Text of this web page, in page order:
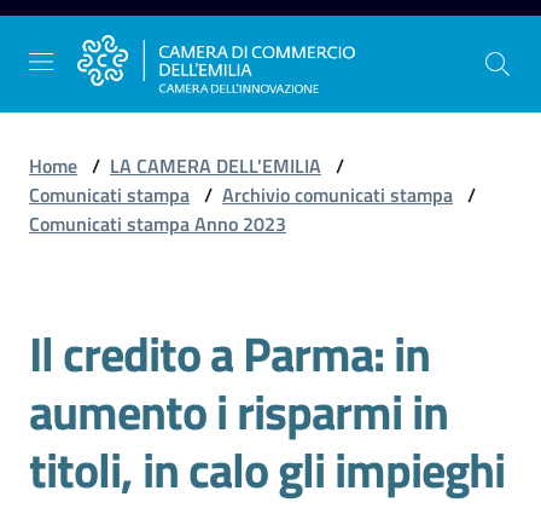
Vai al contenuto
Vai alla navigazione
Vai al footer
Gestire
l'impresa
Home / LA CAMERA DELL'EMILIA /
Comunicati stampa / Archivio comunicati stampa /
Comunicati stampa Anno 2023
Salta al contenuto
Il credito a Parma: in
aumento i risparmi in
titoli, in calo gli impieghi